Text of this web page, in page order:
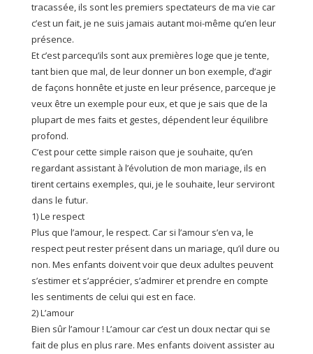
tracassée, ils sont les premiers spectateurs de ma vie car
c’est un fait, je ne suis jamais autant moi-même qu’en leur
présence.
Et c’est parcequ’ils sont aux premières loge que je tente,
tant bien que mal, de leur donner un bon exemple, d’agir
de façons honnête et juste en leur présence, parceque je
veux être un exemple pour eux, et que je sais que de la
plupart de mes faits et gestes, dépendent leur équilibre
profond.
C’est pour cette simple raison que je souhaite, qu’en
regardant assistant à l’évolution de mon mariage, ils en
tirent certains exemples, qui, je le souhaite, leur serviront
dans le futur.
1) Le respect
Plus que l’amour, le respect. Car si l’amour s’en va, le
respect peut rester présent dans un mariage, qu’il dure ou
non. Mes enfants doivent voir que deux adultes peuvent
s’estimer et s’apprécier, s’admirer et prendre en compte
les sentiments de celui qui est en face.
2) L’amour
Bien sûr l’amour ! L’amour car c’est un doux nectar qui se
fait de plus en plus rare. Mes enfants doivent assister au